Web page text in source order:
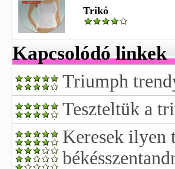
Trikó
Kapcsolódó linkek
Triumph
Teszteltük a
Keresek